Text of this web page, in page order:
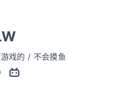
戏的 / 不会摸鱼